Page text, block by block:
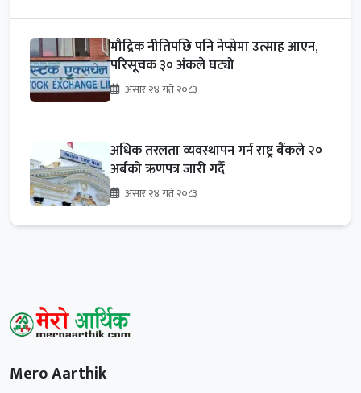
मौद्रिक नीतिपछि पनि नेप्सेमा उत्साह आएन,
परिसूचक ३० अंकले घट्यो
असार २४ गते २०८३
अधिक तरलता व्यवस्थापन गर्न राष्ट्र बैंकले २०
अर्बको ऋणपत्र जारी गर्दै
असार २४ गते २०८३
Mero Aarthik